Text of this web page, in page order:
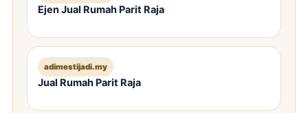
Ejen Jual Rumah Parit Raja
adimestijadi.my
Jual Rumah Parit Raja